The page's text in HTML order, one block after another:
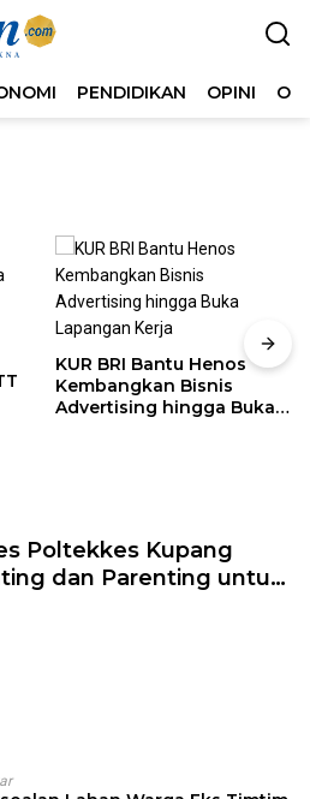
PENDIDIKAN OPINI
KUR BRI Bantu Henos
Kembangkan Bisnis
Advertising hingga Buka
Poltekkes Kupang
dan Parenting untuk